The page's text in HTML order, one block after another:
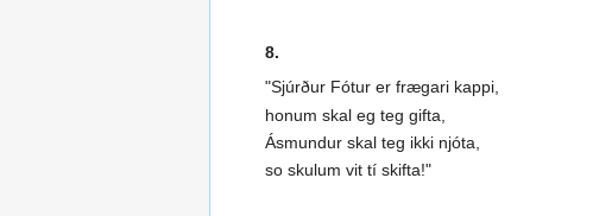
8.
"Sjúrður Fótur er frægari kappi,
honum skal eg teg gifta,
Ásmundur skal teg ikki njóta,
so skulum vit tí skifta!"